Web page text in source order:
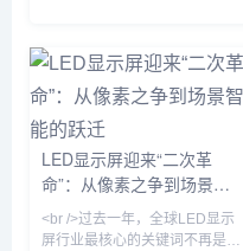
前下降60%，三星、苹果、京东
方等巨头纷纷加速布局。此前被
诟病为“实验室技术”的Micro
LED，如今已出现在高端商用显
示、车载AR-HUD乃至可穿戴设
备中。某头部面板厂商透露，其
新一代Micro LED显示屏的亮度
40%，寿命超过
LED显示屏迎来“二次革
命”：从像素之争到场景智
能的跃迁
<br />过去一年，全球LED显示
屏行业最核心的关键词不再是